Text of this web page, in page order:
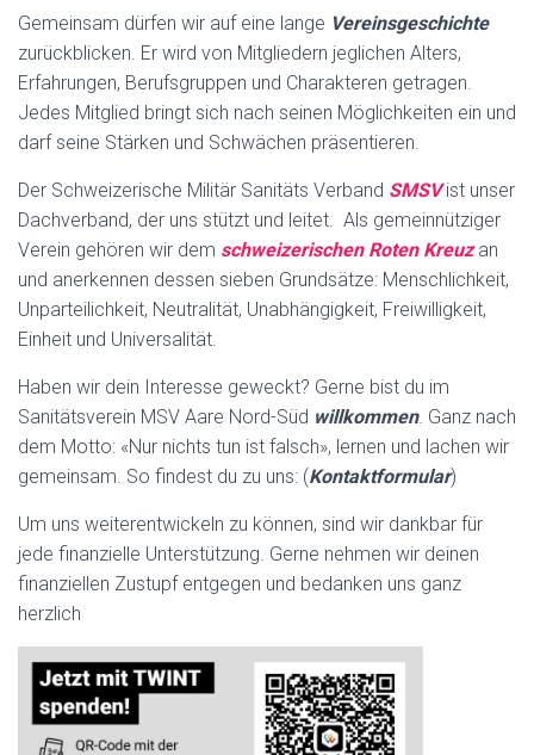
Gemeinsam dürfen wir auf eine lange Vereinsgeschichte
zurückblicken. Er wird von Mitgliedern jeglichen Alters,
Erfahrungen, Berufsgruppen und Charakteren getragen.
Jedes Mitglied bringt sich nach seinen Möglichkeiten ein und
darf seine Stärken und Schwächen präsentieren.
Der Schweizerische Militär Sanitäts Verband SMSVist unser
Dachverband, der uns stützt und leitet. Als gemeinnütziger
Verein gehören wir dem schweizerischen Roten Kreuzan
und anerkennen dessen sieben Grundsätze: Menschlichkeit,
Unparteilichkeit, Neutralität, Unabhängigkeit, Freiwilligkeit,
Einheit und Universalität.
Haben wir dein Interesse geweckt? Gerne bist du im
Sanitätsverein MSV Aare Nord-Süd willkommen. Ganz nach
dem Motto: «Nur nichts tun ist falsch», lernen und lachen wir
gemeinsam. So findest du zu uns: (Kontaktformular)
Um uns weiterentwickeln zu können, sind wir dankbar für
jede finanzielle Unterstützung. Gerne nehmen wir deinen
finanziellen Zustupf entgegen und bedanken uns ganz
herzlich